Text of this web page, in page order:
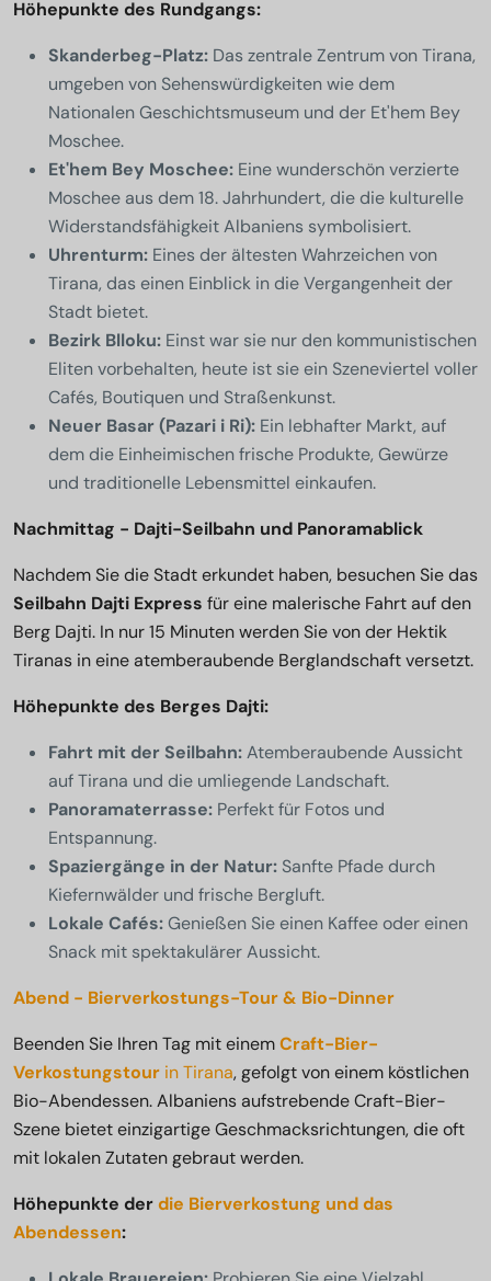
Höhepunkte des Rundgangs:
Skanderbeg-Platz: Das zentrale Zentrum von Tirana,
umgeben von Sehenswürdigkeiten wie dem
Nationalen Geschichtsmuseum und der Et'hem Bey
Moschee.
Et'hem Bey Moschee: Eine wunderschön verzierte
Moschee aus dem 18. Jahrhundert, die die kulturelle
Widerstandsfähigkeit Albaniens symbolisiert.
Uhrenturm: Eines der ältesten Wahrzeichen von
Tirana, das einen Einblick in die Vergangenheit der
Stadt bietet.
Bezirk Blloku: Einst war sie nur den kommunistischen
Eliten vorbehalten, heute ist sie ein Szeneviertel voller
Cafés, Boutiquen und Straßenkunst.
Neuer Basar (Pazari i Ri): Ein lebhafter Markt, auf
dem die Einheimischen frische Produkte, Gewürze
und traditionelle Lebensmittel einkaufen.
Nachmittag - Dajti-Seilbahn und Panoramablick
Nachdem Sie die Stadt erkundet haben, besuchen Sie das
Seilbahn Dajti Express für eine malerische Fahrt auf den
Berg Dajti. In nur 15 Minuten werden Sie von der Hektik
Tiranas in eine atemberaubende Berglandschaft versetzt.
Höhepunkte des Berges Dajti:
Fahrt mit der Seilbahn:Atemberaubende Aussicht
auf Tirana und die umliegende Landschaft.
Panoramaterrasse: Perfekt für Fotos und
Entspannung.
Spaziergänge in der Natur: Sanfte Pfade durch
Kiefernwälder und frische Bergluft.
Lokale Cafés:Genießen Sie einen Kaffee oder einen
Snack mit spektakulärer Aussicht.
Abend - Bierverkostungs-Tour & Bio-Dinner
Beenden Sie Ihren Tag mit einemCraft-Bier-
Verkostungstour in Tirana, gefolgt von einem köstlichen
Bio-Abendessen. Albaniens aufstrebende Craft-Bier-
Szene bietet einzigartige Geschmacksrichtungen, die oft
mit lokalen Zutaten gebraut werden.
Höhepunkte derdie Bierverkostung und das
Abendessen: